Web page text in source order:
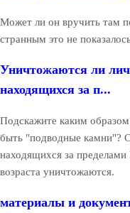
Может ли он вручить там
странным это не
Уничтожаются ли
находящихся за п...
Подскажите каким
быть "подводные камни"?
находящихся за
возраста уничтожаются.
материалы и